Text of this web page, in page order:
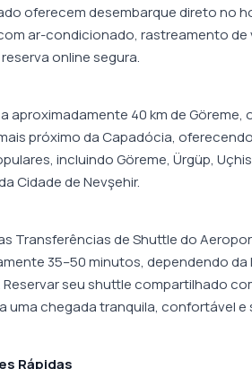
oferecem desembarque direto no
ar-condicionado, rastreamento
online segura.
aproximadamente 40 km de Göreme,
próximo da Capadócia,
incluindo Göreme, Ürgüp,
Cidade de Nevşehir.
Transferências de Shuttle do
35–50 minutos, dependendo
seu shuttle compartilhado
uma chegada tranquila, confortável e
Rápidas